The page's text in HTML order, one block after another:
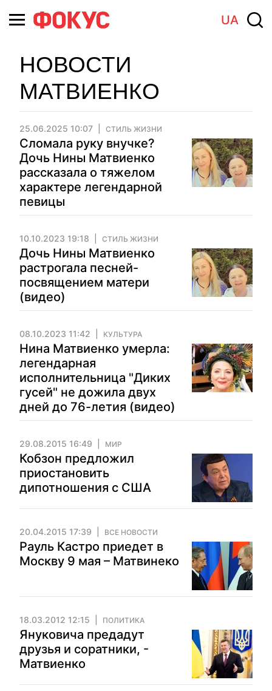
UA
НОВОСТИ
МАТВИЕНКО
25.06.2025 10:07 СТИЛЬ ЖИЗНИ
Сломала руку внучке?
Дочь Нины Матвиенко
рассказала о тяжелом
характере легендарной
певицы
10.10.2023 19:18 СТИЛЬ ЖИЗНИ
Дочь Нины Матвиенко
растрогала песней-
посвящением матери
(видео)
08.10.2023 11:42 КУЛЬТУРА
Нина Матвиенко умерла:
легендарная
исполнительница "Диких
гусей" не дожила двух
дней до 76-летия (видео)
29.08.2015 16:49 МИР
Кобзон предложил
приостановить
дипотношения с США
20.04.2015 17:39 ВСЕ НОВОСТИ
Рауль Кастро приедет в
Москву 9 мая – Матвинеко
18.03.2012 12:15 ПОЛИТИКА
Януковича предадут
друзья и соратники, -
Матвиенко